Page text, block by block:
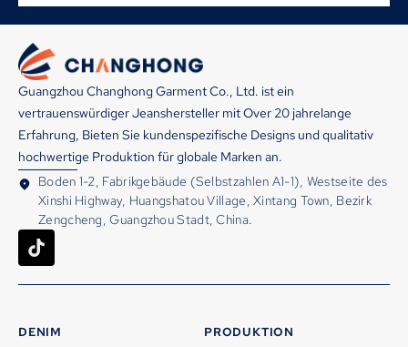
Guangzhou Changhong Garment Co., Ltd. ist ein
vertrauenswürdiger Jeanshersteller mit Over 20 jahrelange
Erfahrung, Bieten Sie kundenspezifische Designs und qualitativ
hochwertige Produktion für globale Marken an.
Boden 1-2, Fabrikgebäude (Selbstzahlen A1-1), Westseite des
Xinshi Highway, Huangshatou Village, Xintang Town, Bezirk
Zengcheng, Guangzhou Stadt, China.
DENIM PRODUKTION